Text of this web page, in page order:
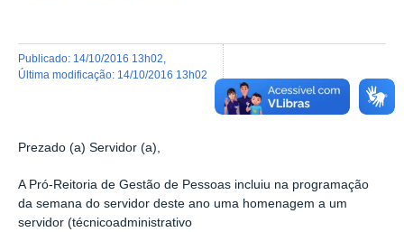
publicado: 14/10/2016 13h02
última modificação: 14/10/2016 13h02
Prezado (a) Servidor (a),
A Pró-Reitoria de Gestão de Pessoas incluiu na programação
da semana do servidor deste ano uma homenagem a um
servidor (técnicoadministrativo